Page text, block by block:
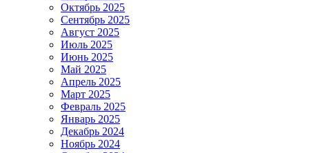
Октябрь 2025
Сентябрь 2025
Август 2025
Июль 2025
Июнь 2025
Май 2025
Апрель 2025
Март 2025
Февраль 2025
Январь 2025
Декабрь 2024
Ноябрь 2024